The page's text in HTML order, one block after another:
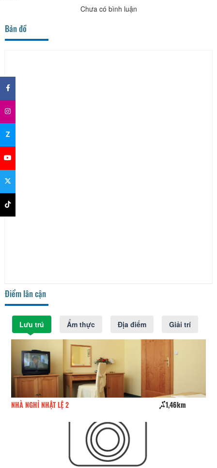
Chưa có bình luận
Bản đồ
Điểm lân cận
Lưu trú Ẩm thực Địa điểm Giải trí
NHÀ NGHỈ NHẬT LỆ 2 1,46km
×
Z